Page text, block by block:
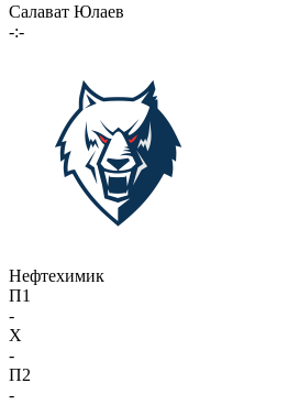
Салават Юлаев
-:-
Нефтехимик
П1
-
X
-
П2
-